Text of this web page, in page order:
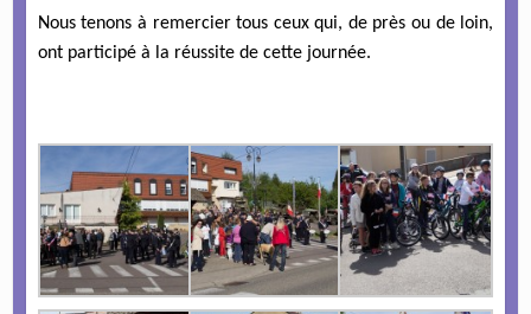
Nous tenons à remercier tous ceux qui, de près ou de loin,
ont participé à la réussite de cette journée.